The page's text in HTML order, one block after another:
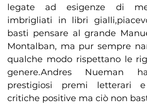
legate ad esigenze di
imbrigliati in libri
basti pensare al grande
Montalban, ma pur sempre
qualche modo rispettano le
genere.Andres Nueman
prestigiosi premi letterari
critiche positive ma ciò non